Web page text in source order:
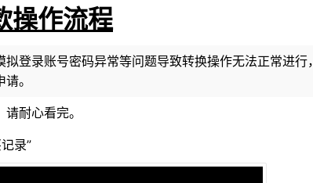
操作流程
登录账号密码异常等问题导致转换操作无法正常进行，
。
耐心看完。
录”